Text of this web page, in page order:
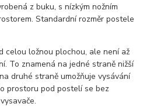
z buku, s nízkým nožním
Standardní rozměr postele
celou ložnou plochou, ale není až
To znamená na jedné straně nižší
druhé straně umožňuje vysávání
prostoru pod postelí se bez